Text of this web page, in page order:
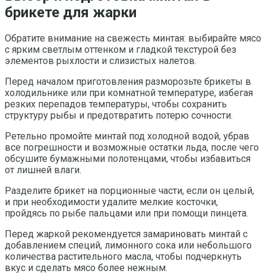
брикете для жарки
Обратите внимание на свежесть минтая: выбирайте мясо
с ярким светлым оттенком и гладкой текстурой без
элементов рыхлости и слизистых налетов.
Перед началом приготовления разморозьте брикеты в
холодильнике или при комнатной температуре, избегая
резких перепадов температуры, чтобы сохранить
структуру рыбы и предотвратить потерю сочности.
Ретельно промойте минтай под холодной водой, убрав
все погрешности и возможные остатки льда, после чего
обсушите бумажными полотенцами, чтобы избавиться
от лишней влаги.
Разделите брикет на порционные части, если он целый,
и при необходимости удалите мелкие косточки,
пройдясь по рыбе пальцами или при помощи пинцета.
Перед жаркой рекомендуется замариновать минтай с
добавлением специй, лимонного сока или небольшого
количества растительного масла, чтобы подчеркнуть
вкус и сделать мясо более нежным.